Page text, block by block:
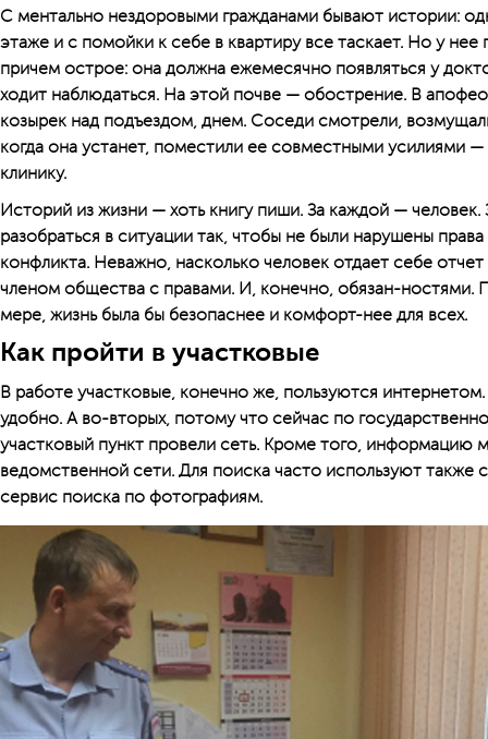
С ментально нездоровыми гражданами бывают истории:
этаже и с помойки к себе в квартиру все таскает. Но у нее
причем острое: она должна ежемесячно появляться у
ходит наблюдаться. На этой почве — обострение. В
козырек над подъездом, днем. Соседи смотрели,
когда она устанет, поместили ее совместными усилиями
клинику.
Историй из жизни — хоть книгу пиши. За каждой — человек.
разобраться в ситуации так, чтобы не были нарушены
конфликта. Неважно, насколько человек отдает себе
членом общества с правами. И, конечно, обязан-
мере, жизнь была бы безопаснее и комфорт-нее для всех.
Как пройти в участковые
В работе участковые, конечно же, пользуются
удобно. А во-вторых, потому что сейчас по
участковый пункт провели сеть. Кроме того, информацию
ведомственной сети. Для поиска часто используют также
сервис поиска по фотографиям.